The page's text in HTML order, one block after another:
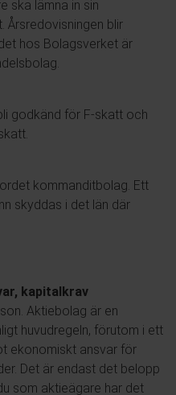
ska lämna in sin
Årsredovisningen blir
hos Bolagsverket är
godkänd för F-skatt och
kommanditbolag. Ett
skyddas i det län där
kapitalkrav
Aktiebolag är en
huvudregeln, förutom i ett
ekonomiskt ansvar för
Det är endast det belopp
som aktieägare har det